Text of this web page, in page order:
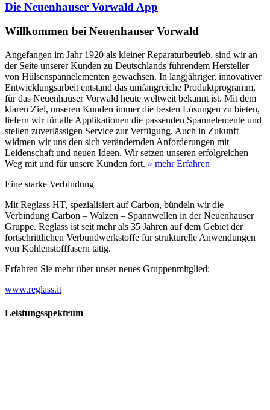
Die Neuenhauser Vorwald App
Willkommen bei Neuenhauser Vorwald
Angefangen im Jahr 1920 als kleiner Reparaturbetrieb, sind wir an
der Seite unserer Kunden zu Deutschlands führendem Hersteller
von Hülsenspannelementen gewachsen. In langjähriger, innovativer
Entwicklungsarbeit entstand das umfangreiche Produktprogramm,
für das Neuenhauser Vorwald heute weltweit bekannt ist. Mit dem
klaren Ziel, unseren Kunden immer die besten Lösungen zu bieten,
liefern wir für alle Applikationen die passenden Spannelemente und
stellen zuverlässigen Service zur Verfügung. Auch in Zukunft
widmen wir uns den sich verändernden Anforderungen mit
Leidenschaft und neuen Ideen. Wir setzen unseren erfolgreichen
Weg mit und für unsere Kunden fort. » mehr Erfahren
Eine starke Verbindung
Mit Reglass HT, spezialisiert auf Carbon, bündeln wir die
Verbindung Carbon – Walzen – Spannwellen in der Neuenhauser
Gruppe. Reglass ist seit mehr als 35 Jahren auf dem Gebiet der
fortschrittlichen Verbundwerkstoffe für strukturelle Anwendungen
von Kohlenstofffasern tätig.
Erfahren Sie mehr über unser neues Gruppenmitglied:
www.reglass.it
Leistungsspektrum